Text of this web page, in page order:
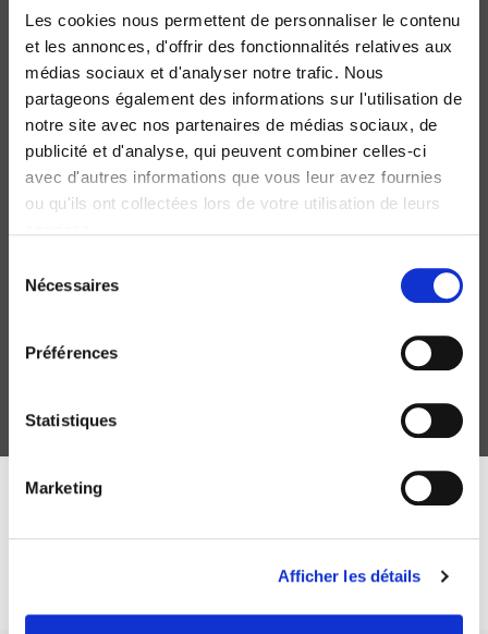
Les cookies nous permettent de personnaliser le contenu
et les annonces, d'offrir des fonctionnalités relatives aux
médias sociaux et d'analyser notre trafic. Nous
partageons également des informations sur l'utilisation de
notre site avec nos partenaires de médias sociaux, de
publicité et d'analyse, qui peuvent combiner celles-ci
avec d'autres informations que vous leur avez fournies
ou qu'ils ont collectées lors de votre utilisation de leurs
Nécessaires
Préférences
Statistiques
Marketing
Afficher les détails
Une sociologie de l'appariement
Subscribe today